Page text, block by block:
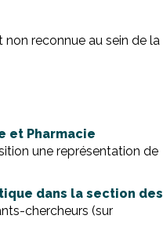
non reconnue au sein de la
et Pharmacie
une représentation de
dans la section des
chercheurs (sur